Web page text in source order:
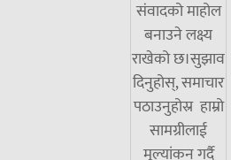
संवादको माहोल
बनाउने लक्ष्य
राखेको छ।सुझाव
दिनुहोस्, समाचार
पठाउनुहोस्र हाम्रो
सामग्रीलाई
मूल्यांकन गर्दै